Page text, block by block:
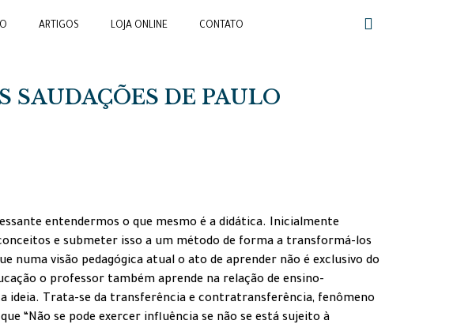
ARTIGOS LOJA ONLINE CONTATO
SAUDAÇÕES DE PAULO
entendermos o que mesmo é a didática. Inicialmente
e submeter isso a um método de forma a transformá-los
numa visão pedagógica atual o ato de aprender não é exclusivo do
o professor também aprende na relação de ensino-
ideia. Trata-se da transferência e contratransferência, fenômeno
“Não se pode exercer influência se não se está sujeito à